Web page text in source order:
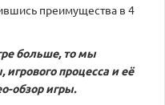
преимущества в 4
больше, то мы
процесса и её
обзор игры.